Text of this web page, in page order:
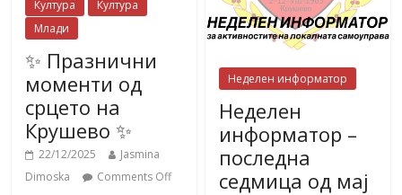
Култура
Култура
Млади
✨ Празнични
моменти од
срцето на
Крушево ✨
22/12/2025
Jasmina
Dimoska
Comments Off
Неделен информатор
Неделен
информатор –
последна
седмица од мај